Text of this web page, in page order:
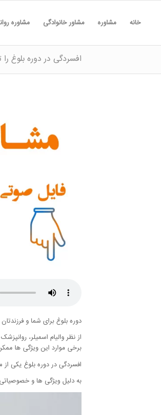
خانه مشاوره مشاور خانوادگی مشاوره
افسردگی در دوره بلوغ
دوره بلوغ برای شما و
از نظر والیام اسمیلر،
برخی موارد این ویژگی ها
افسردگی در دوره بلوغ یکی
به دلیل ویژگی ها و